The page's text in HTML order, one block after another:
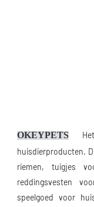
OKEYPETS
huisdierproducten.
riemen, tuigjes
reddingsvesten
speelgoed voor